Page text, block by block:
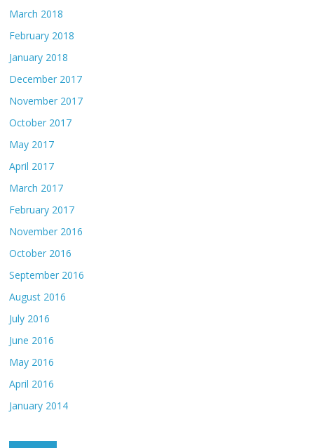
March 2018
February 2018
January 2018
December 2017
November 2017
October 2017
May 2017
April 2017
March 2017
February 2017
November 2016
October 2016
September 2016
August 2016
July 2016
June 2016
May 2016
April 2016
January 2014